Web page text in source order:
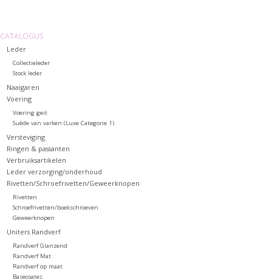
CATALOGUS
Leder
Collectieleder
Stock leder
Naaigaren
Voering
Voering geit
Suède van varken (Luxe Categorie 1)
Versteviging
Ringen & passanten
Verbruiksartikelen
Leder verzorging/onderhoud
Rivetten/Schroefrivetten/Geweerknopen
Rivetten
Schroefrivetten/boekschroeven
Geweerknopen
Uniters Randverf
Randverf Glanzend
Randverf Mat
Randverf op maat
Basecoates